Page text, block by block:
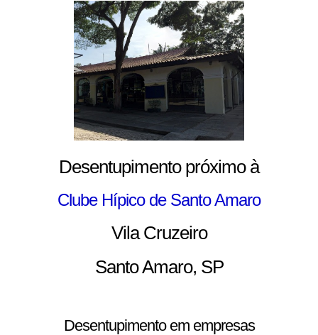
Desentupimento próximo à
Clube Hípico de Santo Amaro
Vila Cruzeiro
Santo Amaro, SP
Desentupimento em empresas